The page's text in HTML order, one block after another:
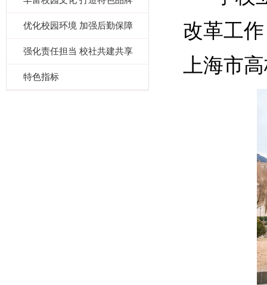
优化校园环境 加强后勤保障
强化责任担当 校社共建共享
特色指标
改革工
上海市